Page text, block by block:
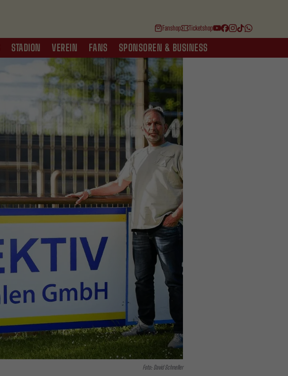
Fanshop Ticketshop
STADION VEREIN FANS SPONSOREN & BUSINESS
Foto: David Schneller